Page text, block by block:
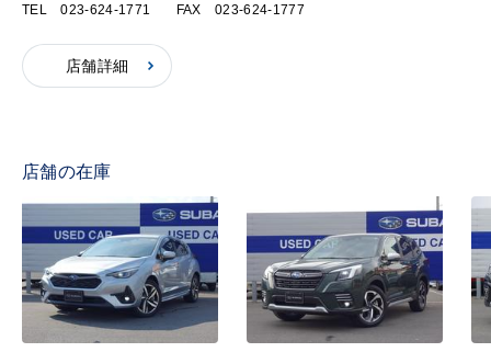
TEL 023-624-1771 FAX 023-624-1777
店舗詳細
店舗の在庫